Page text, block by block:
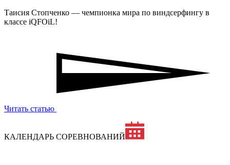
Таисия Стопченко — чемпионка мира по виндсерфингу в
классе iQFOiL!
Читать статью
КАЛЕНДАРЬ СОРЕВНОВАНИЙ